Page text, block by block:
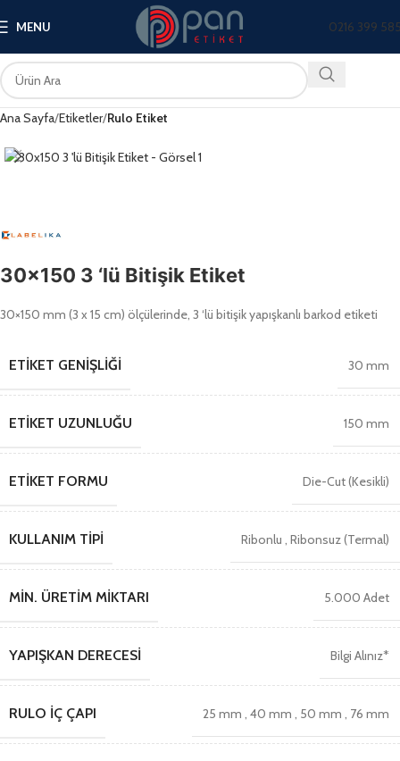
MENU 0216 399
Ana Sayfa Etiketler Rulo Etiket
30×150 3 ‘lü Bitişik Etiket
30×150 mm (3 x 15 cm) ölçülerinde, 3 ‘lü bitişik yapışkanlı barkod etiketi
ETIKET GENIŞLIĞI 30 mm
ETIKET UZUNLUĞU 150 mm
ETIKET FORMU Die-Cut (Kesikli)
KULLANIM TIPI Ribonlu , Ribonsuz (Termal)
MIN. ÜRETIM MIKTARI 5.000 Adet
YAPIŞKAN DERECESI Bilgi Alınız*
RULO İÇ ÇAPI 25 mm , 40 mm , 50 mm , 76 mm